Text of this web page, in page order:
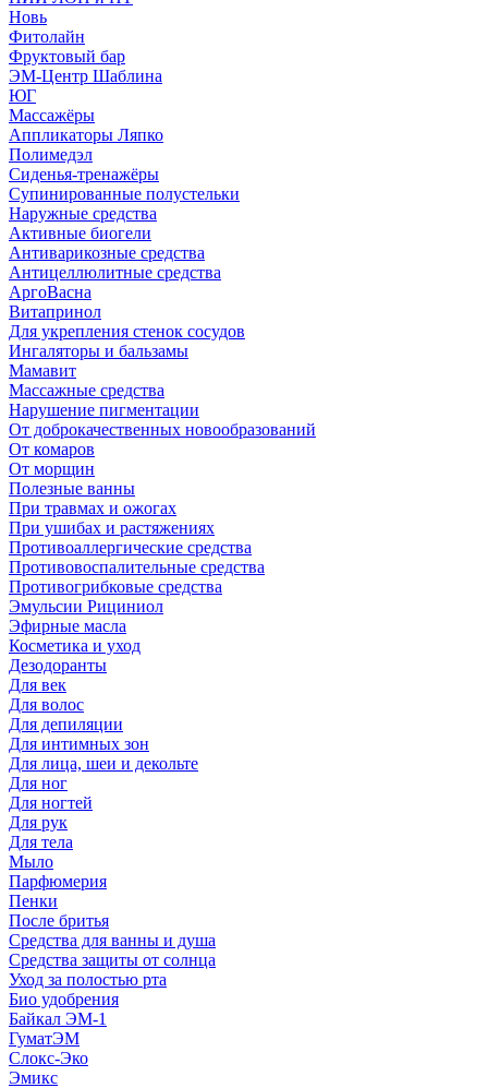
Новь
Фитолайн
Фруктовый бар
ЭМ-Центр Шаблина
ЮГ
Массажёры
Аппликаторы Ляпко
Полимедэл
Сиденья-тренажёры
Супинированные полустельки
Наружные средства
Активные биогели
Антиварикозные средства
Антицеллюлитные средства
АргоВасна
Витапринол
Для укрепления стенок сосудов
Ингаляторы и бальзамы
Мамавит
Массажные средства
Нарушение пигментации
От доброкачественных новообразований
От комаров
От морщин
Полезные ванны
При травмах и ожогах
При ушибах и растяжениях
Противоаллергические средства
Противовоспалительные средства
Противогрибковые средства
Эмульсии Рициниол
Эфирные масла
Косметика и уход
Дезодоранты
Для век
Для волос
Для депиляции
Для интимных зон
Для лица, шеи и декольте
Для ног
Для ногтей
Для рук
Для тела
Мыло
Парфюмерия
Пенки
После бритья
Средства для ванны и душа
Средства защиты от солнца
Уход за полостью рта
Био удобрения
Байкал ЭМ-1
ГуматЭМ
Слокс-Эко
Эмикс